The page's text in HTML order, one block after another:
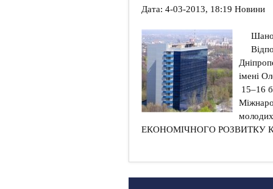
Дата: 4-03-2013, 18:19 Новини
імені
15–16
ЕКОНОМІЧНОГО РОЗВИТКУ